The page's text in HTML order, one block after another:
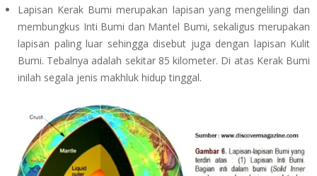
Lapisan Kerak Bumi merupakan lapisan yang mengelilingi dan
membungkus Inti Bumi dan Mantel Bumi, sekaligus merupakan
lapisan paling luar sehingga disebut juga dengan lapisan Kulit
Bumi. Tebalnya adalah sekitar 85 kilometer. Di atas Kerak Bumi
inilah segala jenis makhluk hidup tinggal.